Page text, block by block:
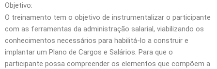
Objetivo:
O treinamento tem o objetivo de instrumentalizar o participante
com as ferramentas da administração salarial, viabilizando os
conhecimentos necessários para habilitá-lo a construir e
implantar um Plano de Cargos e Salários. Para que o
participante possa compreender os elementos que compõem a